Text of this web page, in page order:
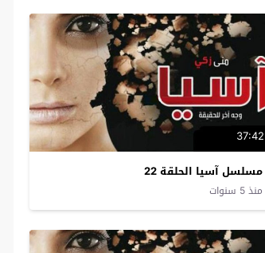
37:42
مسلسل آسيا الحلقة 22
منذ 5 سنوات